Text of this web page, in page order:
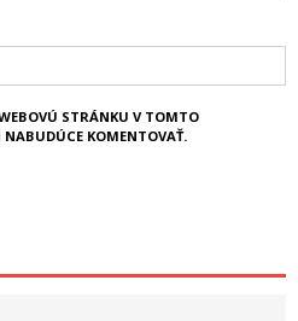
STRÁNKU V TOMTO
KOMENTOVAŤ.